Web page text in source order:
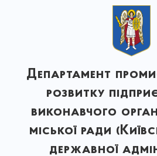
Департамент
розвитку
виконавчого
міської ради
державної